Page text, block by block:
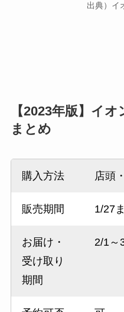
出典）イ
【2023年版】イ
まとめ
購入方法 店頭
販売期間 1/27
お届け・
受け取り
期間
2/1～